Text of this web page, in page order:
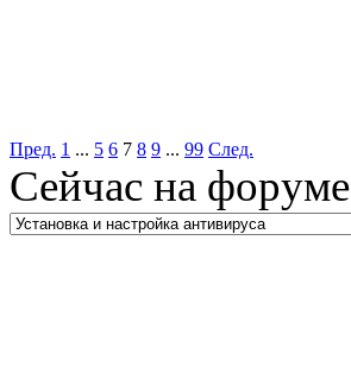
Пред. 1 ... 5 6 7 8 9 ... 99 След.
Сейчас на форуме